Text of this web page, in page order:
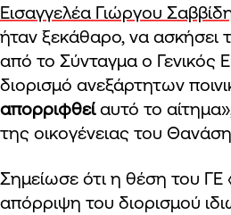
Εισαγγελέα Γιώργου
ήταν ξεκάθαρο, να ασκήσει
από το Σύνταγμα ο Γενικός
διορισμό ανεξάρτητων
απορριφθείαυτό το
της οικογένειας του
Σημείωσε ότι η θέση του ΓΕ
απόρριψη του διορισμού